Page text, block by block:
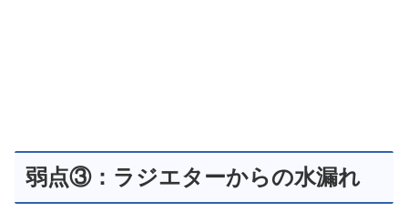
弱点③：ラジエターからの水漏れ